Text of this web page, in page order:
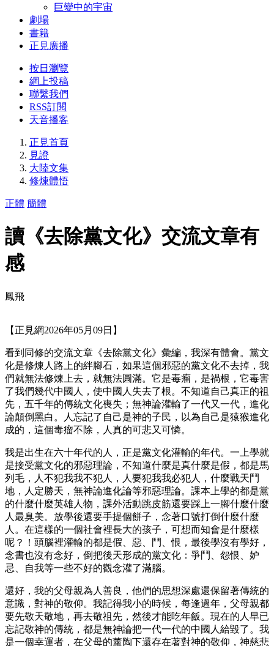
巨變中的宇宙
劇場
書籍
正見廣播
按日瀏覽
網上投稿
聯繫我們
RSS訂閱
天音播客
正見首頁
見證
大陸文集
修煉體悟
正體 簡體
讀《去除黨文化》交流文章有
感
鳳飛
【正見網2026年05月09日】
看到同修的交流文章《去除黨文化》彙編，我深有體會。黨文
化是修煉人路上的絆腳石，如果這個邪惡的黨文化不去掉，我
們就無法修煉上去，就無法圓滿。它是毒瘤，是禍根，它毒害
了我們幾代中國人，使中國人失去了根。不知道自己真正的祖
先，五千年的傳統文化喪失；無神論灌輸了一代又一代，進化
論顛倒黑白。人忘記了自己是神的子民，以為自己是猿猴進化
成的，這個毒瘤不除，人真的可悲又可憐。
我是出生在六十年代的人，正是黨文化灌輸的年代。一上學就
是接受黨文化的邪惡理論，不知道什麼是真什麼是假，都是馬
列毛，人不犯我我不犯人，人要犯我我必犯人，什麼戰天鬥
地，人定勝天，無神論進化論等邪惡理論。課本上學的都是黨
的什麼什麼英雄人物，課外活動跳皮筋還要踩上一腳什麼什麼
人最臭美。放學後還要手提個餅子，念著口號打倒什麼什麼
人。在這樣的一個社會裡長大的孩子，可想而知會是什麼樣
呢？！頭腦裡灌輸的都是假、惡、鬥、恨，最後學沒有學好，
念書也沒有念好，倒把後天形成的黨文化：爭鬥、怨恨、妒
忌、自我等一些不好的觀念灌了滿腦。
還好，我的父母親為人善良，他們的思想深處還保留著傳統的
意識，對神的敬仰。我記得我小的時候，每逢過年，父母親都
要先敬天敬地，再去敬祖先，然後才能吃年飯。現在的人早已
忘記敬神的傳統，都是無神論把一代一代的中國人給毀了。我
是一個幸運者，在父母的薰陶下還存在著對神的敬仰，神慈悲